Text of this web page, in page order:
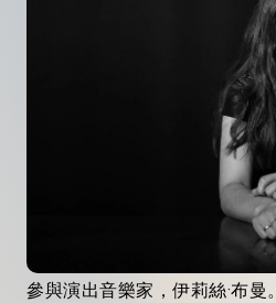
參與演出音樂家，伊莉絲·布曼。